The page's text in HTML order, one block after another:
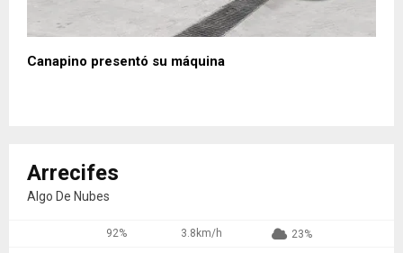
Canapino presentó su máquina
Arrecifes
Algo De Nubes
92% 3.8km/h 23%